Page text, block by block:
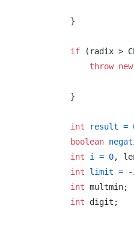
        }
if (radix >
throw new
        }
int result =
boolean
int
i = 0,
int
limit = -
int multmin;
int digit;